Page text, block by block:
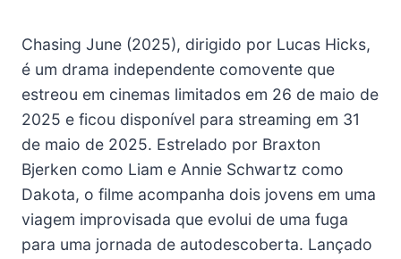
Chasing June (2025), dirigido por Lucas Hicks,
é um drama independente comovente que
estreou em cinemas limitados em 26 de maio de
2025 e ficou disponível para streaming em 31
de maio de 2025. Estrelado por Braxton
Bjerken como Liam e Annie Schwartz como
Dakota, o filme acompanha dois jovens em uma
viagem improvisada que evolui de uma fuga
para uma jornada de autodescoberta. Lançado